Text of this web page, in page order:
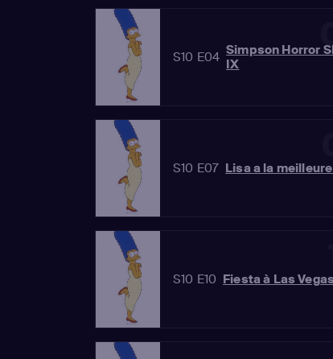
S10 E04 Simpson Horror
IX
S10 E07 Lisa a la
S10 E10 Fiesta à Las